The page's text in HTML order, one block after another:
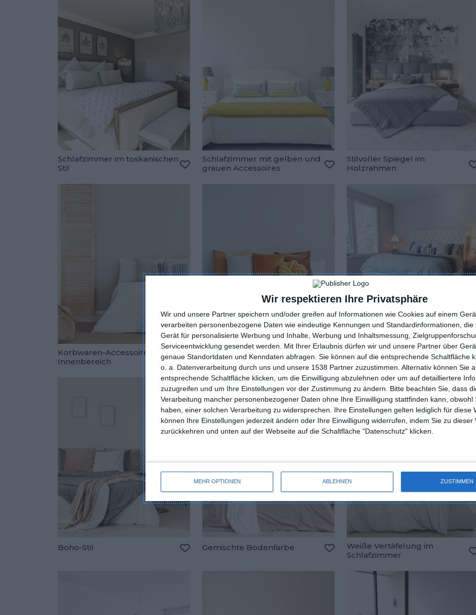
Wir respektieren Ihre Privatsphäre
Wir und unsere Partner speichern und/oder greifen auf Informationen wie Cookies auf einem
verarbeiten personenbezogene Daten wie eindeutige Kennungen und Standardinformationen, die
Gerät für personalisierte Werbung und Inhalte, Werbung und Inhaltsmessung,
Serviceentwicklung gesendet werden.
Mit Ihrer Erlaubnis dürfen wir und unsere Partner über
genaue Standortdaten und Kenndaten abfragen. Sie können auf die entsprechende Schaltfläche
o. a. Datenverarbeitung durch uns und unsere 1538 Partner zuzustimmen. Alternativ können Sie
entsprechende Schaltfläche klicken, um die Einwilligung abzulehnen oder um auf detailliertere
zuzugreifen und um Ihre Einstellungen vor der Zustimmung zu ändern.
Bitte beachten Sie, dass
Verarbeitung mancher personenbezogener Daten ohne Ihre Einwilligung stattfinden kann, obwohl
haben, einer solchen Verarbeitung zu widersprechen. Ihre Einstellungen gelten lediglich für diese
können Ihre Einstellungen jederzeit ändern oder Ihre Einwilligung widerrufen, indem Sie zu dieser
zurückkehren und unten auf der Webseite auf die Schaltfläche "Datenschutz" klicken.
MEHR OPTIONEN ABLEHNEN ZUSTIMMEN
Schlafzimmer im toskanischen
Stil
Zu den Favoriten hinzufügen
Schlafzimmer mit gelben und
grauen Accessoires
Stilvoller Spiegel im
Holzrahmen
Korbwaren-Accessoires im
Innenbereich
Zu den Favoriten hinzufügen
Helle Holzelemente an der
Wand
Zu den Favoriten hinzufügen
Klassischer Stil
Boho-Stil Gemischte Bodenfarbe
Zu den Favoriten hinzufügen
Weiße Vertäfelung im
Schlafzimmer